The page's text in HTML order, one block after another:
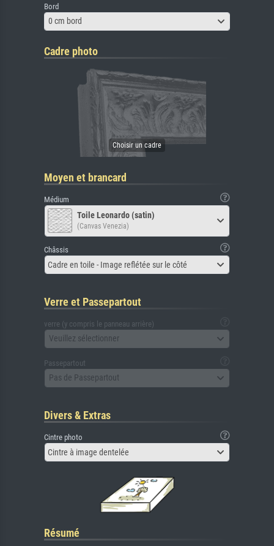
Bord
0 cm bord
Cadre photo
Moyen et brancard
Médium
Toile Leonardo (satin)
(Canvas Venezia)
Châssis
Cadre en toile - Image reflétée sur le côté
Verre et Passepartout
verre (y compris le panneau arrière)
Veuillez sélectionner
Passepartout
Pas de Passepartout
Divers & Extras
Cintre photo
Cintre à image dentelée
Résumé